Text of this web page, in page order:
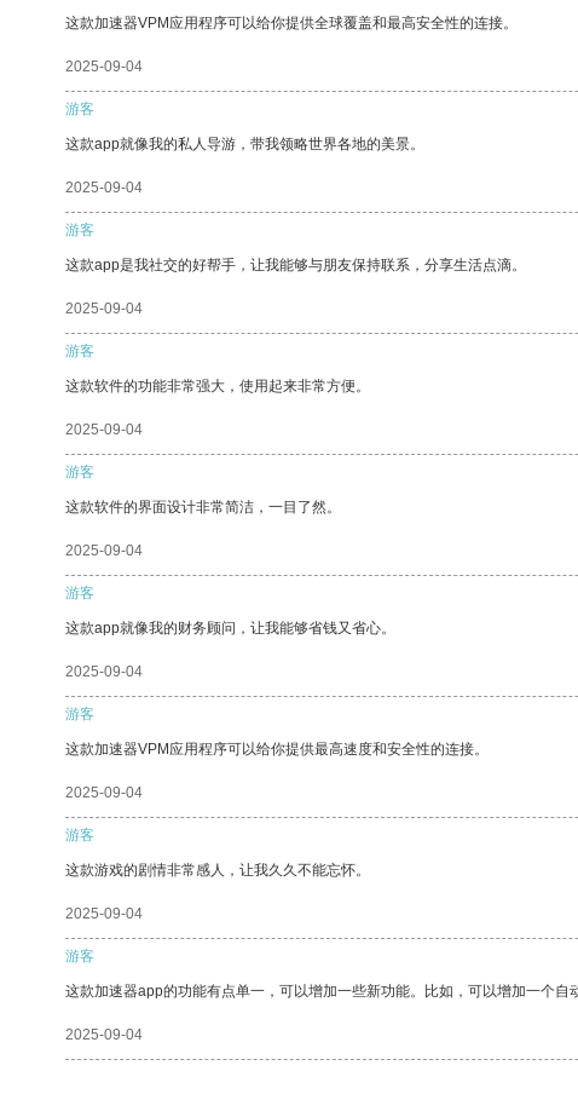
这款加速器VPM应用程序可以给你提供全球覆盖和最高安全性的连接。
2025-09-04
游客
这款app就像我的私人导游，带我领略世界各地的美景。
2025-09-04
游客
这款app是我社交的好帮手，让我能够与朋友保持联系，分享生活点滴。
2025-09-04
游客
这款软件的功能非常强大，使用起来非常方便。
2025-09-04
游客
这款软件的界面设计非常简洁，一目了然。
2025-09-04
游客
这款app就像我的财务顾问，让我能够省钱又省心。
2025-09-04
游客
这款加速器VPM应用程序可以给你提供最高速度和安全性的连接。
2025-09-04
游客
这款游戏的剧情非常感人，让我久久不能忘怀。
2025-09-04
游客
这款加速器app的功能有点单一，可以增加一些新功能。比如，可以增加一个
2025-09-04